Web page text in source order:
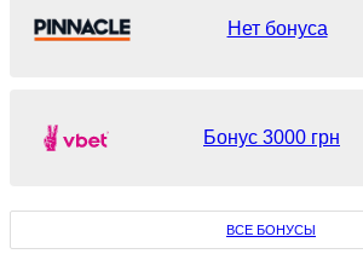
Нет бонуса
Бонус 3000 грн
ВСЕ БОНУСЫ